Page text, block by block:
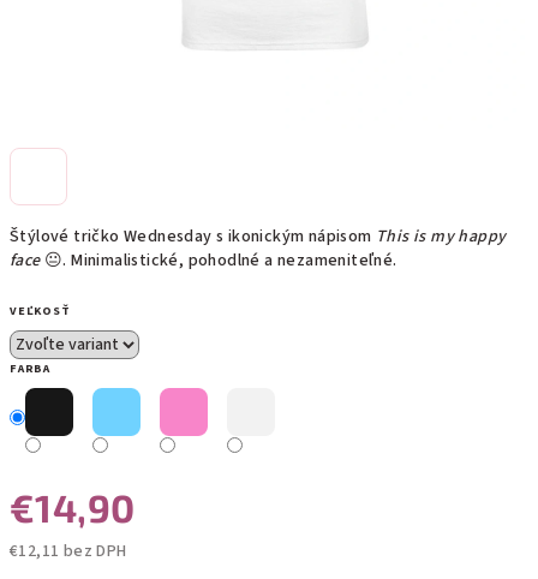
Štýlové tričko Wednesday s ikonickým nápisom This is my happy
face😐. Minimalistické, pohodlné a nezameniteľné.
VEĽKOSŤ
FARBA
€14,90
€12,11 bez DPH